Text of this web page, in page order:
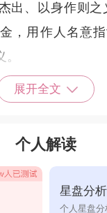
出、以身作则之
，用作人名意
气的女孩名字。“
，读起来十分的
高贵之色。女孩
语，说话，谈论
展开全文
个人解读
星盘分析
个人星盘分